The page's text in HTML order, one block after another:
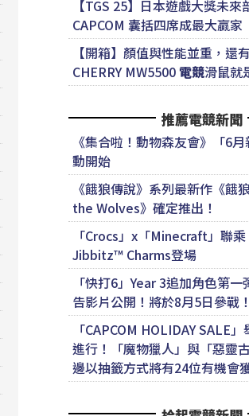
【TGS 25】日本遊戲大獎未
CAPCOM 囊括四席成最大贏家
【開箱】顏值與性能並重，還
CHERRY MW5500電競滑鼠就
推薦電競新聞
《集合啦！動物森友會》「6
動開始
《餓狼傳說》系列最新作《餓
the Wolves》確定推出！
「Crocs」x「Minecraft」聯
Jibbitz™ Charms登場
「快打6」Year 3追加角色第
告影片公開！將於8月5日參戰！
「CAPCOM HOLIDAY SALE
進行！「魔物獵人」與「惡靈
邊以抽籤方式將有24位有機會